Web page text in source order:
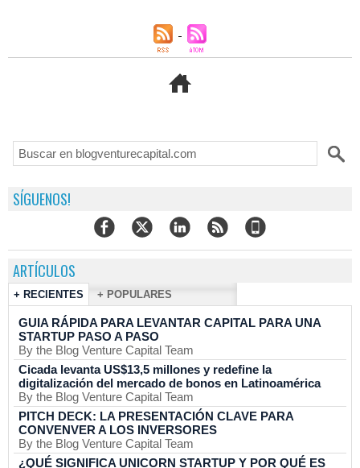
SÍGUENOS!
ARTÍCULOS
+ RECIENTES + POPULARES
GUIA RÁPIDA PARA LEVANTAR CAPITAL PARA UNA
STARTUP PASO A PASO
By the Blog Venture Capital Team
Cicada levanta US$13,5 millones y redefine la
digitalización del mercado de bonos en Latinoamérica
By the Blog Venture Capital Team
PITCH DECK: LA PRESENTACIÓN CLAVE PARA
CONVENVER A LOS INVERSORES
By the Blog Venture Capital Team
¿QUÉ SIGNIFICA UNICORN STARTUP Y POR QUÉ ES